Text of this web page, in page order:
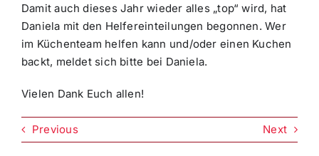
Damit auch dieses Jahr wieder alles „top“ wird, hat
Daniela mit den Helfereinteilungen begonnen. Wer
im Küchenteam helfen kann und/oder einen Kuchen
backt, meldet sich bitte bei Daniela.
Vielen Dank Euch allen!
Previous Next